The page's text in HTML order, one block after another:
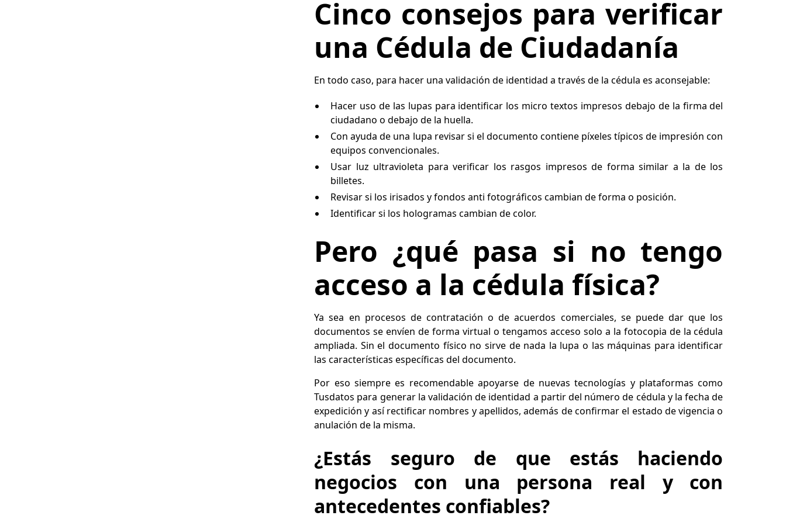
Cinco consejos para verificar
una Cédula de Ciudadanía
En todo caso, para hacer una validación de identidad a través de la cédula es aconsejable:
Hacer uso de las lupas para identificar los micro textos impresos debajo de la firma del
ciudadano o debajo de la huella.
Con ayuda de una lupa revisar si el documento contiene píxeles típicos de impresión con
equipos convencionales.
Usar luz ultravioleta para verificar los rasgos impresos de forma similar a la de los
billetes.
Revisar si los irisados y fondos anti fotográficos cambian de forma o posición.
Identificar si los hologramas cambian de color.
Pero ¿qué pasa si no tengo
acceso a la cédula física?
Ya sea en procesos de contratación o de acuerdos comerciales, se puede dar que los
documentos se envíen de forma virtual o tengamos acceso solo a la fotocopia de la cédula
ampliada. Sin el documento físico no sirve de nada la lupa o las máquinas para identificar
las características específicas del documento.
Por eso siempre es recomendable apoyarse de nuevas tecnologías y plataformas como
Tusdatos para generar la validación de identidad a partir del número de cédula y la fecha de
expedición y así rectificar nombres y apellidos, además de confirmar el estado de vigencia o
anulación de la misma.
¿Estás seguro de que estás haciendo
negocios con una persona real y con
antecedentes confiables?